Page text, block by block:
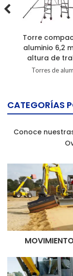
Torre
aluminio 6,2
altura de
Torres de
CATEGORÍAS
Conoce